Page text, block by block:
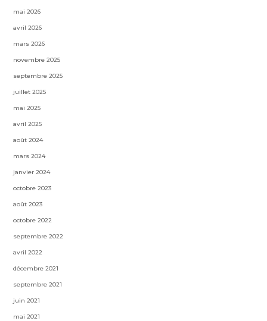
mai 2026
avril 2026
mars 2026
novembre 2025
septembre 2025
juillet 2025
mai 2025
avril 2025
août 2024
mars 2024
janvier 2024
octobre 2023
août 2023
octobre 2022
septembre 2022
avril 2022
décembre 2021
septembre 2021
juin 2021
mai 2021